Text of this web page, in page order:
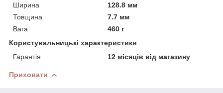
Ширина
128.8 мм
Товщина
7.7 мм
Вага
460 г
Користувальницькі характеристики
Гарантія
12 місяців від магазину
Приховати